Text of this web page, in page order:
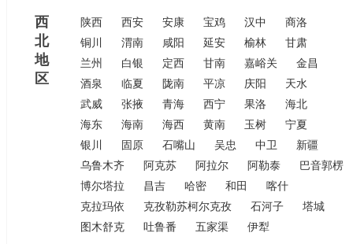
西
北
地
区
陕西 西安 安康 宝鸡 汉中
商洛
铜川
渭南 咸阳 延安 榆林
甘肃
兰州
白银 定西 甘南 嘉峪关
金昌
酒泉
临夏 陇南 平凉 庆阳
天水
武威
张掖 青海 西宁 果洛
海北
海东
海南 海西 黄南 玉树
宁夏
银川
固原 石嘴山 吴忠 中卫
新疆
乌鲁木齐
阿克苏 阿拉尔 阿勒泰
巴音郭楞
博尔塔拉
昌吉 哈密 和田
喀什
克拉玛依
克孜勒苏柯尔克孜 石河子
塔城
图木舒克
吐鲁番 五家渠 伊犁